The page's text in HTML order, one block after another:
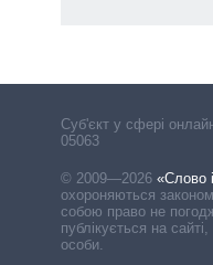
Cуб'єкт у сфері
05063
© 2009—2026 «Слово
охороняються
собою право не
публікується на
особи.